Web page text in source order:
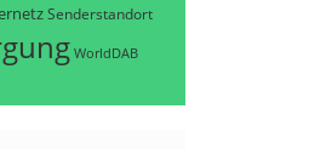
Senderstandort
WorldDAB